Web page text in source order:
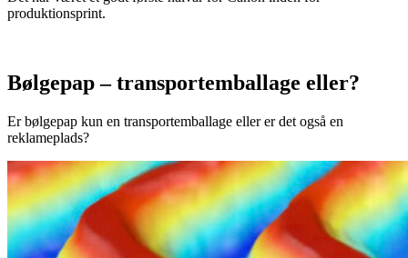
produktionsprint.
Bølgepap – transportemballage eller?
Er bølgepap kun en transportemballage eller er det også en
reklameplads?